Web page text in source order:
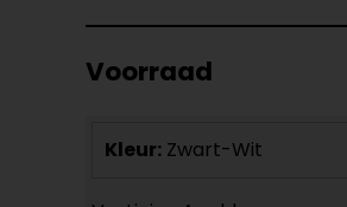
Voorraad
Kleur: Zwart-Wit